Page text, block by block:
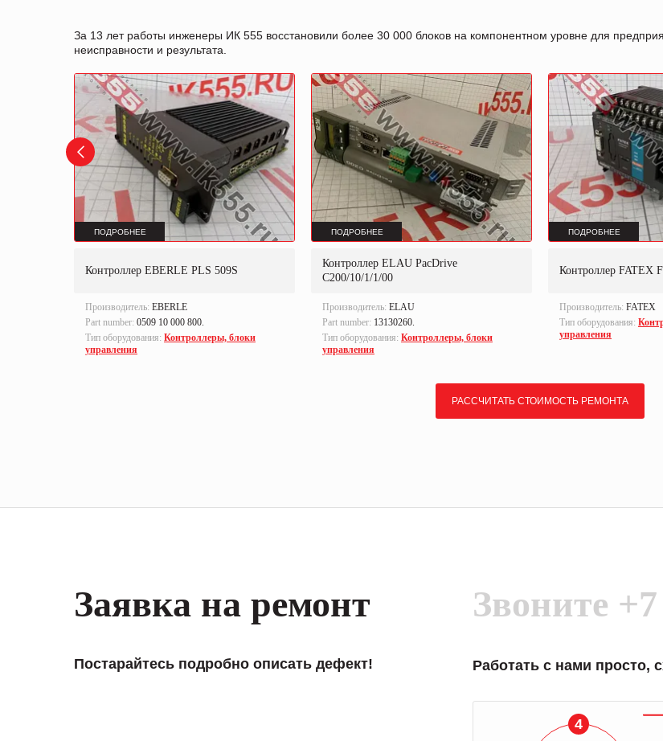
За 13 лет работы инженеры ИК 555 восстановили более 30 000 блоков на компонентном уровне для
неисправности и результата.
ПОДРОБНЕЕ
Контроллер EBERLE PLS 509S
Производитель: EBERLE
Part number: 0509 10 000 800.
Тип оборудования: Контроллеры, блоки
управления
ПОДРОБНЕЕ
Контроллер ELAU PacDrive
C200/10/1/1/00
Производитель: ELAU
Part number: 13130260.
Тип оборудования: Контроллеры, блоки
управления
ПОДРОБНЕЕ
Контроллер FATEX
Производитель: FATEX
Тип оборудования:
управления
РАССЧИТАТЬ СТОИМОСТЬ РЕМОНТА
Заявка на ремонт
Постарайтесь подробно описать дефект!
Звоните
Работать с нами просто,
4